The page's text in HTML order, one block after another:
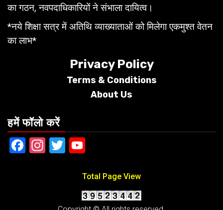
का गठन, नवपदाधिकारियों ने संभाला दायित्व।
*नये शिक्षा सत्र में अतिथि व्याख्याताओं को मिलेगा एकमुश्त वेतन
का लाभ*
Privacy Policy
Terms & Conditions
About Us
हमें फॉलो करें
Facebook
Instagram
Twitter
Total Page View